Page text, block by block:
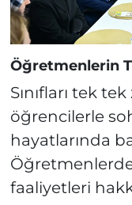
Öğretmenlerin
Sınıfları tek
öğrencilerle
hayatlarında
faaliyetleri